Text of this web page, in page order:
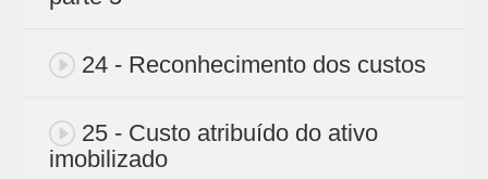
24 - Reconhecimento dos custos
25 - Custo atribuído do ativo
imobilizado